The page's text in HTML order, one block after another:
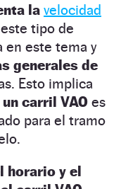
la velocidad
tipo de
en este tema y
generales de
Esto implica
carril VAO es
para el tramo
horario y el